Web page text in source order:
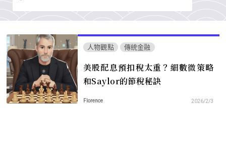
人物觀點 傳統金融
美股配息預扣稅太重？細數微策略
和Saylor的節稅秘訣
Florence 2026/2/3